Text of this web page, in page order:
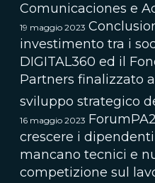
Comunicaciones e
19 maggio 2023
investimento tra i
DIGITAL360 ed il
Partners finalizzato
sviluppo strategico
16 maggio 2023
crescere i
mancano tecnici e
competizione sul